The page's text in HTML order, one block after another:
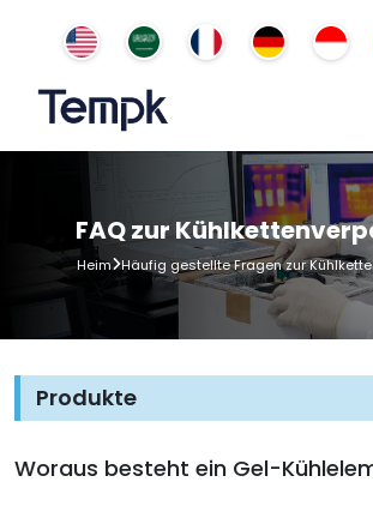
FAQ zur
Heim Häufig gestellte Fragen zur
Produkte
Woraus besteht ein Gel-